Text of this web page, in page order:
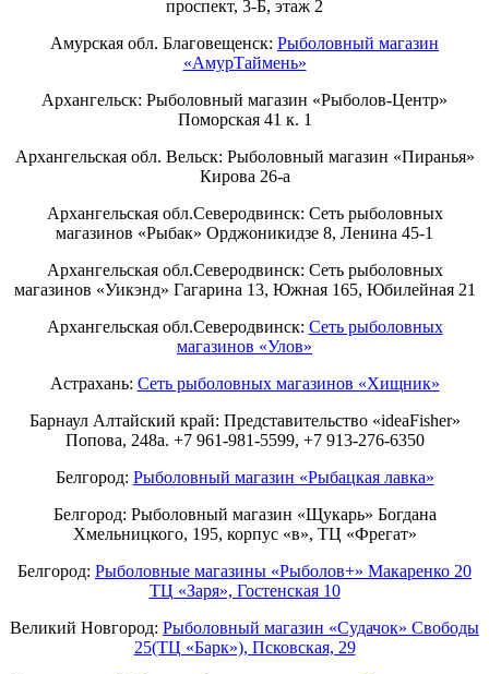
проспект, 3-Б, этаж 2
Амурская обл. Благовещенск: Рыболовный магазин
«АмурТаймень»
Архангельск: Рыболовный магазин «Рыболов-Центр»
Поморская 41 к. 1
Архангельская обл. Вельск: Рыболовный магазин «Пиранья»
Кирова 26-а
Архангельская обл.Северодвинск: Сеть рыболовных
магазинов «Рыбак» Орджоникидзе 8, Ленина 45-1
Архангельская обл.Северодвинск: Сеть рыболовных
магазинов «Уикэнд» Гагарина 13, Южная 165, Юбилейная 21
Архангельская обл.Северодвинск: Сеть рыболовных
магазинов «Улов»
Астрахань: Сеть рыболовных магазинов «Хищник»
Барнаул Алтайский край: Представительство «ideaFisher»
Попова, 248а. +7 961-981-5599, +7 913-276-6350
Белгород: Рыболовный магазин «Рыбацкая лавка»
Белгород: Рыболовный магазин «Щукарь» Богдана
Хмельницкого, 195, корпус «в», ТЦ «Фрегат»
Белгород: Рыболовные магазины «Рыболов+» Макаренко 20
ТЦ «Заря», Гостенская 10
Великий Новгород: Рыболовный магазин «Судачок» Свободы
25(ТЦ «Барк»), Псковская, 29